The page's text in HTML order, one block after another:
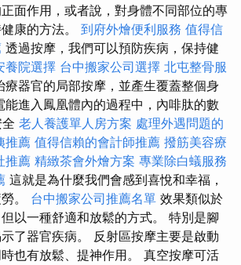
面作用，或者說，對身體不同部位的專
康的方法。 到府外燴便利服務 值得信
透過按摩，我們可以預防疾病，保持健
養院選擇 台中搬家公司選擇 北屯整骨服
療器官的局部按摩，並產生覆蓋整個身
進入鳳凰體內的過程中，內啡肽的數
老人養護單人房方案 處理外遇問題的
推薦 值得信賴的會計師推薦 撥筋美容療
推薦 精緻茶會外燴方案 專業除白蟻服務
這就是為什麼我們會感到喜悅和幸福，
。 台中搬家公司推薦名單 效果類似於
以一種舒適和放鬆的方式。 特別是腳
了器官疾病。 反射區按摩主要是啟動
也有放鬆、提神作用。 真空按摩可活